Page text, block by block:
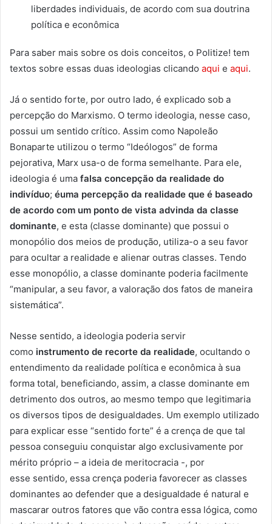
liberdades individuais, de acordo com sua doutrina
política e econômica
Para saber mais sobre os dois conceitos, o Politize! tem
textos sobre essas duas ideologias clicando aqui e aqui.
Já o sentido forte, por outro lado, é explicado sob a
percepção do Marxismo. O termo ideologia, nesse caso,
possui um sentido crítico. Assim como Napoleão
Bonaparte utilizou o termo “Ideólogos” de forma
pejorativa, Marx usa-o de forma semelhante. Para ele,
ideologia é uma falsa concepção da realidade do
indivíduo; éuma percepção da realidade que é baseado
de acordo com um ponto de vista advinda da classe
dominante, e esta (classe dominante) que possui o
monopólio dos meios de produção, utiliza-o a seu favor
para ocultar a realidade e alienar outras classes. Tendo
esse monopólio, a classe dominante poderia facilmente
“manipular, a seu favor, a valoração dos fatos de maneira
sistemática”.
Nesse sentido, a ideologia poderia servir
como instrumento de recorte da realidade, ocultando o
entendimento da realidade política e econômica à sua
forma total, beneficiando, assim, a classe dominante em
detrimento dos outros, ao mesmo tempo que legitimaria
os diversos tipos de desigualdades. Um exemplo utilizado
para explicar esse “sentido forte” é a crença de que tal
pessoa conseguiu conquistar algo exclusivamente por
mérito próprio – a ideia de meritocracia -, por
esse sentido, essa crença poderia favorecer as classes
dominantes ao defender que a desigualdade é natural e
mascarar outros fatores que vão contra essa lógica, como